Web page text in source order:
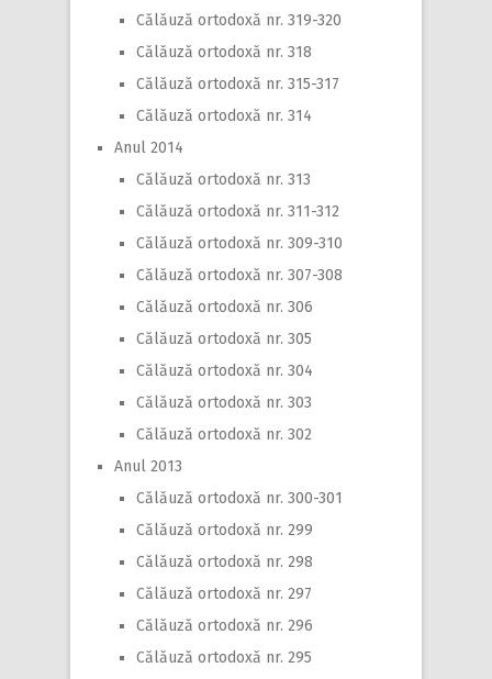
Călăuză ortodoxă nr. 319-320
Călăuză ortodoxă nr. 318
Călăuză ortodoxă nr. 315-317
Călăuză ortodoxă nr. 314
Anul 2014
Călăuză ortodoxă nr. 313
Călăuză ortodoxă nr. 311-312
Călăuză ortodoxă nr. 309-310
Călăuză ortodoxă nr. 307-308
Călăuză ortodoxă nr. 306
Călăuză ortodoxă nr. 305
Călăuză ortodoxă nr. 304
Călăuză ortodoxă nr. 303
Călăuză ortodoxă nr. 302
Anul 2013
Călăuză ortodoxă nr. 300-301
Călăuză ortodoxă nr. 299
Călăuză ortodoxă nr. 298
Călăuză ortodoxă nr. 297
Călăuză ortodoxă nr. 296
Călăuză ortodoxă nr. 295